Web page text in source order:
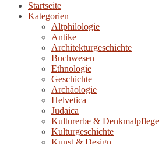
Startseite
Kategorien
Altphilologie
Antike
Architekturgeschichte
Buchwesen
Ethnologie
Geschichte
Archäologie
Helvetica
Judaica
Kulturerbe & Denkmalpflege
Kulturgeschichte
Kunst & Design